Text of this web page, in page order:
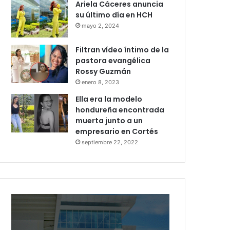
Ariela Cáceres anuncia
su último día en HCH
mayo 2, 2024
Filtran vídeo íntimo de la
pastora evangélica
Rossy Guzmán
enero 8, 2023
Ella era la modelo
hondureña encontrada
muerta junto a un
empresario en Cortés
septiembre 22, 2022